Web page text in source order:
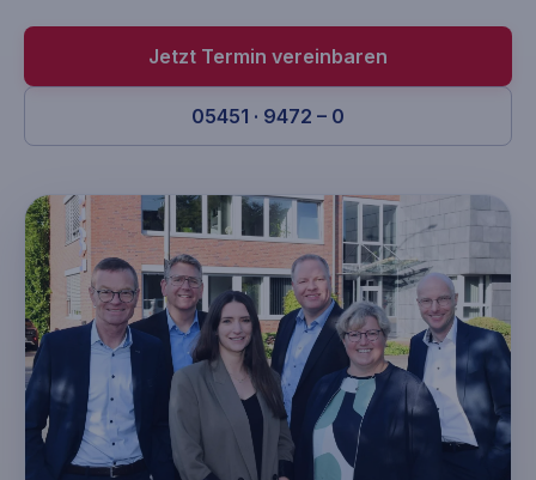
Jetzt Termin vereinbaren
05451 · 9472 – 0